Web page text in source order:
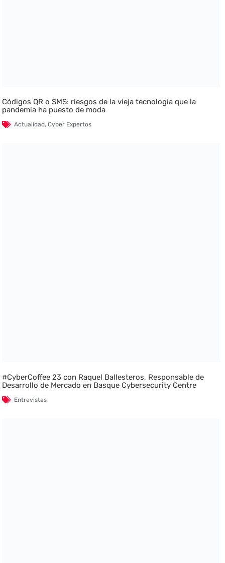
Códigos QR o SMS: riesgos de la vieja tecnología que la
pandemia ha puesto de moda
Actualidad,Cyber Expertos
#CyberCoffee 23 con Raquel Ballesteros, Responsable de
Desarrollo de Mercado en Basque Cybersecurity Centre
Entrevistas